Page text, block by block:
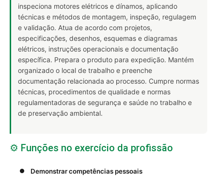
inspeciona motores elétricos e dínamos, aplicando
técnicas e métodos de montagem, inspeção, regulagem
e validação. Atua de acordo com projetos,
especificações, desenhos, esquemas e diagramas
elétricos, instruções operacionais e documentação
específica. Prepara o produto para expedição. Mantém
organizado o local de trabalho e preenche
documentação relacionada ao processo. Cumpre normas
técnicas, procedimentos de qualidade e normas
regulamentadoras de segurança e saúde no trabalho e
de preservação ambiental.
⚙️ Funções no exercício da profissão
Demonstrar competências pessoais